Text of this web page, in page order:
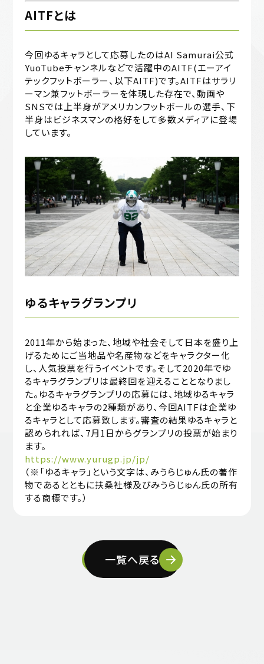
AITFとは
今回ゆるキャラとして応募したのはAI Samurai公式
YuoTubeチャンネルなどで活躍中のAITF(エーアイ
テックフットボーラー、以下AITF)です。AITFはサラリ
ーマン兼フットボーラーを体現した存在で、動画や
SNSでは上半身がアメリカンフットボールの選手、下
半身はビジネスマンの格好をして多数メディアに登場
しています。
ゆるキャラグランプリ
2011年から始まった、地域や社会そして日本を盛り上
げるためにご当地品や名産物などをキャラクター化
し、人気投票を行うイベントです。そして2020年でゆ
るキャラグランプリは最終回を迎えることとなりまし
た。ゆるキャラグランプリの応募には、地域ゆるキャラ
と企業ゆるキャラの2種類があり、今回AITFは企業ゆ
るキャラとして応募致します。審査の結果ゆるキャラと
認められれば、7月1日からグランプリの投票が始まり
ます。
https://www.yurugp.jp/jp/
（※「ゆるキャラ」という文字は、みうらじゅん氏の著作
物であるとともに扶桑社様及びみうらじゅん氏の所有
する商標です。）
一覧へ戻る